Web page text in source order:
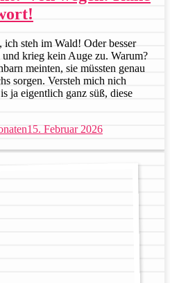
steh im Wald! Oder besser
krieg kein Auge zu. Warum?
meinten, sie müssten genau
sorgen. Versteh mich nich
ja eigentlich ganz süß, diese
15. Februar 2026